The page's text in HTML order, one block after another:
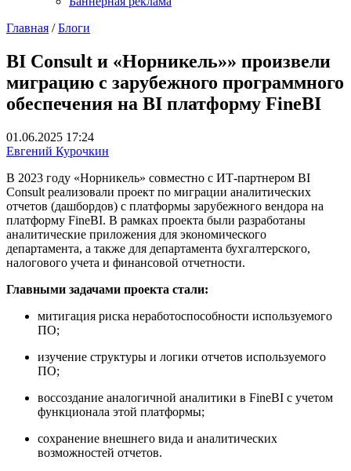
Главная / Блоги
BI Consult и «Норникель»» произвели
миграцию с зарубежного программного
обеспечения на BI платформу FineBI
01.06.2025 17:24
Евгений Курочкин
В 2023 году «Норникель» совместно с ИТ-партнером BI
Consult реализовали проект по миграции аналитических
отчетов (дашбордов) с платформы зарубежного вендора на
платформу FineBI. В рамках проекта были разработаны
аналитические приложения для экономического
департамента, а также для департамента бухгалтерского,
налогового учета и финансовой отчетности.
Главными задачами проекта стали:
митигация риска неработоспособности используемого
ПО;
изучение структуры и логики отчетов используемого
ПО;
воссоздание аналогичной аналитики в FineBI с учетом
функционала этой платформы;
сохранение внешнего вида и аналитических
возможностей отчетов.